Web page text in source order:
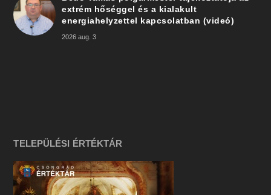
extrém hőséggel és a kialakult
energiahelyzettel kapcsolatban (videó)
2026 aug. 3
TELEPÜLÉSI ÉRTÉKTÁR